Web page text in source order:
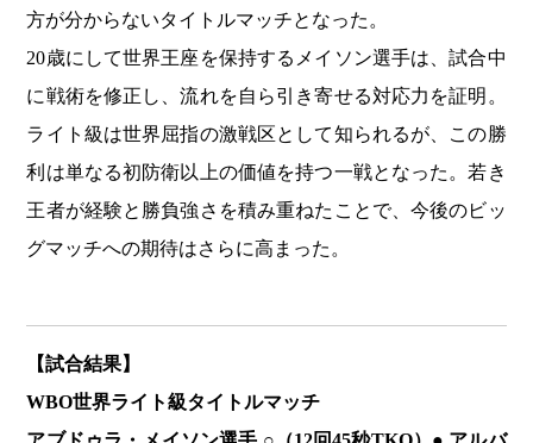
方が分からないタイトルマッチとなった。
20歳にして世界王座を保持するメイソン選手は、試合中
に戦術を修正し、流れを自ら引き寄せる対応力を証明。
ライト級は世界屈指の激戦区として知られるが、この勝
利は単なる初防衛以上の価値を持つ一戦となった。若き
王者が経験と勝負強さを積み重ねたことで、今後のビッ
グマッチへの期待はさらに高まった。
【試合結果】
WBO世界ライト級タイトルマッチ